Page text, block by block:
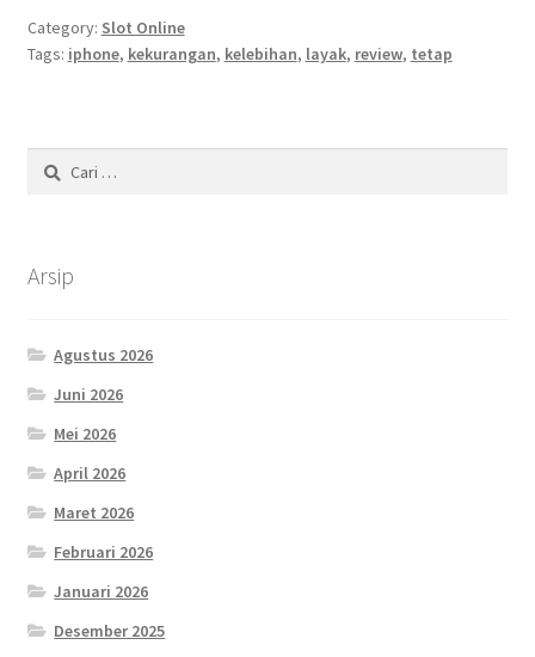
Category: Slot Online
Tags: iphone, kekurangan, kelebihan, layak, review, tetap
Cari
untuk:
Arsip
Agustus 2026
Juni 2026
Mei 2026
April 2026
Maret 2026
Februari 2026
Januari 2026
Desember 2025